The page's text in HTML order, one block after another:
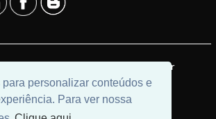
personalizar conteúdos e
Para ver nossa
| CRECI: 3235J | Desenvolvido por